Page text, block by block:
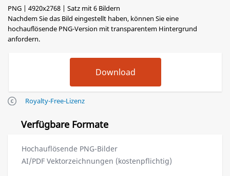
PNG | 4920x2768 | Satz mit 6 Bildern
Nachdem Sie das Bild eingestellt haben, können Sie eine
hochauflösende PNG-Version mit transparentem Hintergrund
anfordern.
Royalty-Free-Lizenz
Verfügbare Formate
Hochauflösende PNG-Bilder
AI/PDF Vektorzeichnungen (kostenpflichtig)